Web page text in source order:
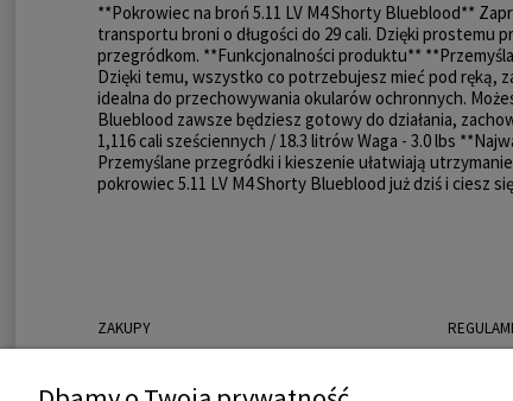
**Pokrowiec na broń 5.11 LV M4 Shorty Blueblood**
transportu broni o długości do 29 cali. Dzięki prostemu
przegródkom. **Funkcjonalności produktu**
Dzięki temu, wszystko co potrzebujesz mieć pod ręką,
idealna do przechowywania okularów ochronnych.
Blueblood zawsze będziesz gotowy do działania,
1,116 cali sześciennych / 18.3 litrów Waga - 3.0 lbs
Przemyślane przegródki i kieszenie ułatwiają
pokrowiec 5.11 LV M4 Shorty Blueblood już dziś i ciesz
ZAKUPY